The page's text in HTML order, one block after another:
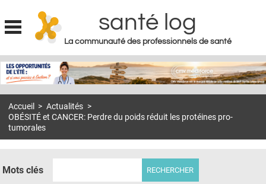
Jump to navigation
santé log
La communauté des professionnels de santé
MON COMPTE
S'ABONNER À LA REVUE SOIN À DOMICILE
Accueil > Actualités >
OBÉSITÉ et CANCER: Perdre du poids réduit les protéines pro-
tumorales
Mots clés